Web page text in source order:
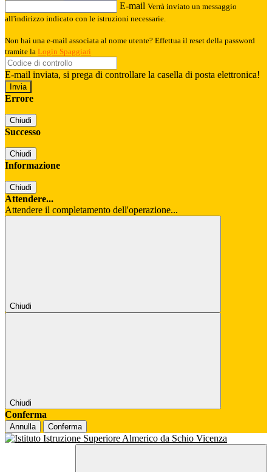
E-mail Verrà inviato un messaggio
all'indirizzo indicato con le istruzioni necessarie.
Non hai una e-mail associata al nome utente? Effettua il reset della password
tramite la Login Spaggiari
E-mail inviata, si prega di controllare la casella di posta elettronica!
Errore
Chiudi
Successo
Chiudi
Informazione
Chiudi
Attendere...
Attendere il completamento dell'operazione...
Chiudi
Chiudi
Conferma
Annulla Conferma